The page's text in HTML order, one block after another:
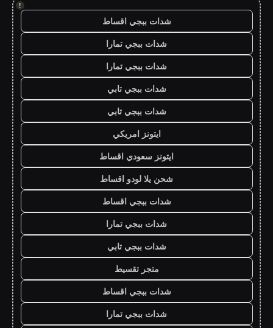
!
شدات ببجي اقساط
شدات ببجي تمارا
شدات ببجي تمارا
شدات ببجي تابي
شدات ببجي تابي
ايتونز امريكي
ايتونز سعودي اقساط
شحن يلا لودو اقساط
شدات ببجي اقساط
شدات ببجي تمارا
شدات ببجي تابي
متجر تقسيط
شدات ببجي اقساط
شدات ببجي تمارا